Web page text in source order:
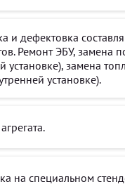
и дефектовка
Ремонт ЭБУ, замена
установке), замена
установке).
на специальном